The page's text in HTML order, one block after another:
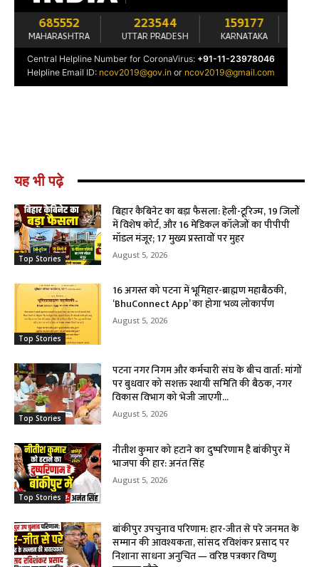
यह भी पढ़े
Top Stories
बिहार कैबिनेट का बड़ा फैसला: हेली-टूरिज्म, 19 जिलों
में विशेष कोर्ट, और 16 मेडिकल कॉलेजों का पीपीपी
मॉडल मंजूर; 17 मुख्य प्रस्तावों पर मुहर
August 5, 2026
Top Stories
16 अगस्त को पटना में भूमिहार-ब्राह्मण महाबैठकी,
‘BhuConnect App’ का होगा भव्य लोकार्पण
August 5, 2026
Top Stories
पटना नगर निगम और कर्मचारी संघ के बीच वार्ता: मांगों
पर बुधवार को सशक्त स्थायी समिति की बैठक, नगर
विकास विभाग को भेजी जाएगी...
August 5, 2026
Top Stories
नीतीश कुमार को हटाने का दुष्परिणाम है बांकीपुर में
भाजपा की हार: अनंत सिंह
August 5, 2026
बांकीपुर उपचुनाव परिणाम: हार-जीत से परे जनमत के
सम्मान की आवश्यकता, सांसद रविशंकर प्रसाद पर
निशाना साधना अनुचित — वरिष्ठ पत्रकार विष्णु